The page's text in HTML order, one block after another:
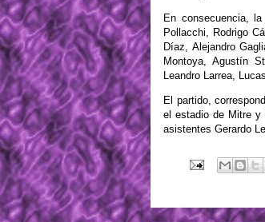
En consecuencia,
Pollacchi, Rodrigo
Díaz, Alejandro
Montoya, Agustín
Leandro Larrea,
El partido,
el estadio de Mitre y
asistentes Gerardo